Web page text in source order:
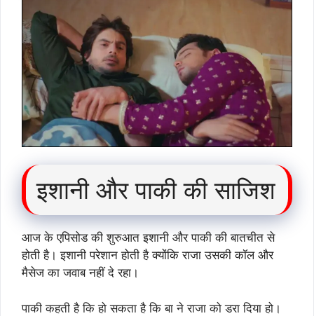
इशानी और पाकी की साजिश
आज के एपिसोड की शुरुआत इशानी और पाकी की बातचीत से
होती है। इशानी परेशान होती है क्योंकि राजा उसकी कॉल और
मैसेज का जवाब नहीं दे रहा।
पाकी कहती है कि हो सकता है कि बा ने राजा को डरा दिया हो।